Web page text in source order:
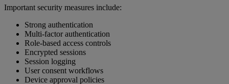
Important security measures include:
Strong authentication
Multi-factor authentication
Role-based access controls
Encrypted sessions
Session logging
User consent workflows
Device approval policies